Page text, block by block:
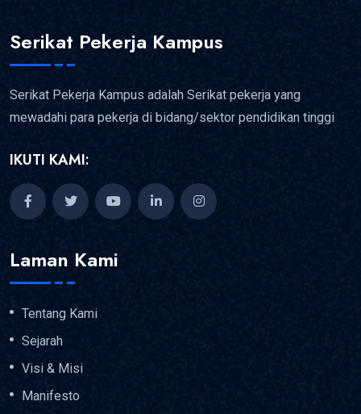
Serikat Pekerja Kampus
Serikat Pekerja Kampus adalah Serikat pekerja yang
mewadahi para pekerja di bidang/sektor pendidikan tinggi
IKUTI KAMI:
Laman Kami
Tentang Kami
Sejarah
Visi & Misi
Manifesto